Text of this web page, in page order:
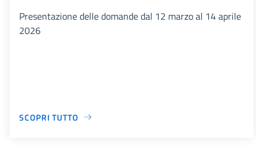
Presentazione delle domande dal 12 marzo al 14 aprile
2026
SCOPRI TUTTO